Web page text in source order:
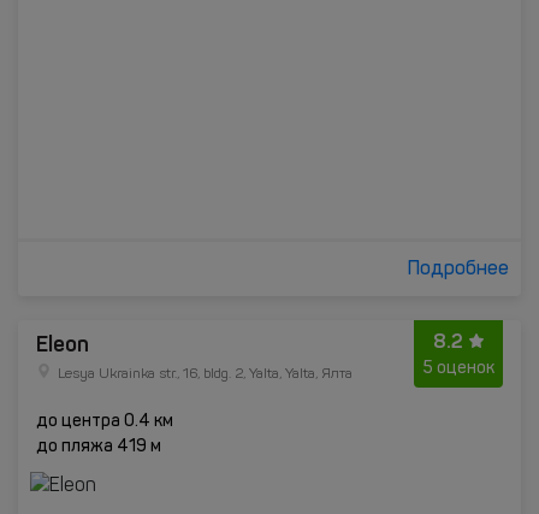
Подробнее
8.2
5 оценок
Eleon
Lesya Ukrainka str., 16, bldg. 2, Yalta, Yalta, Ялта
до центра 0.4 км
до пляжа 419 м